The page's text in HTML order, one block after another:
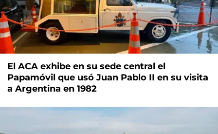
El ACA exhibe en su sede central el
Papamóvil que usó Juan Pablo II en su visita
a Argentina en 1982